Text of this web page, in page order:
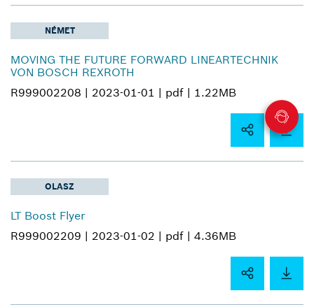
NÉMET
MOVING THE FUTURE FORWARD LINEARTECHNIK
VON BOSCH REXROTH
R999002208 | 2023-01-01 | pdf | 1.22MB
OLASZ
LT Boost Flyer
R999002209 | 2023-01-02 | pdf | 4.36MB